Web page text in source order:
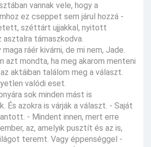
vannak vele, hogy a
ez cseppet sem járul hozzá -
széttárt ujjakkal, nyitott
asztalra támaszkodva.
ráér kivárni, de mi nem, Jade.
azt mondta, ha meg akarom menteni
aktáiban találom meg a választ.
valódi eset.
sok minden mást is
És azokra is várják a választ. - Saját
- Mindent innen, mert erre
az, amelyik pusztít és az is,
teremt. Vagy éppenséggel -